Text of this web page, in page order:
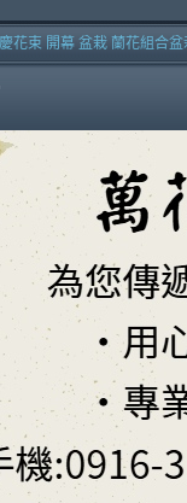
花束 開幕 盆栽 蘭花組合